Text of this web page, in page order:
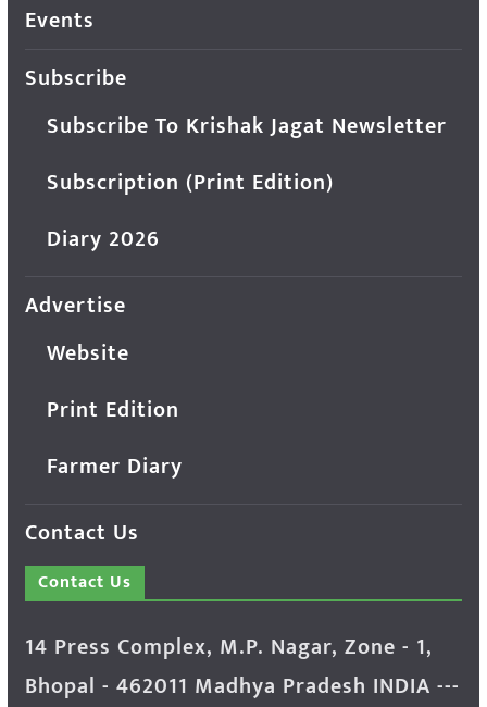
Events
Subscribe
Subscribe To Krishak Jagat Newsletter
Subscription (Print Edition)
Diary 2026
Advertise
Website
Print Edition
Farmer Diary
Contact Us
Contact Us
14 Press Complex, M.P. Nagar, Zone - 1,
Bhopal - 462011 Madhya Pradesh INDIA ---